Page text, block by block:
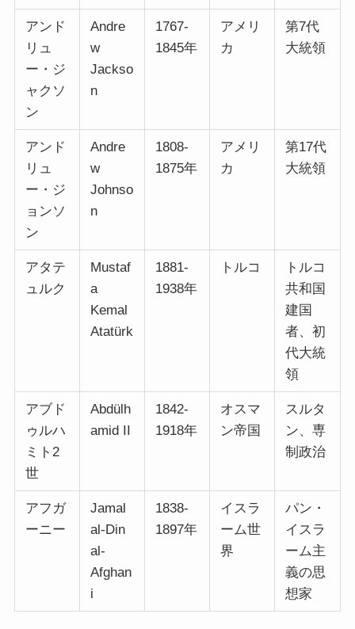
アンド
リュ
ー・ジ
ャクソ
ン
Andre
w
Jackso
n
1767-
1845年
アメリ
カ
第7代
大統領
アンド
リュ
ー・ジ
ョンソ
ン
Andre
w
Johnso
n
1808-
1875年
アメリ
カ
第17代
大統領
アタテ
ュルク
Mustaf
a
Kemal
Atatürk
1881-
1938年
トルコ
トルコ
共和国
建国
者、初
代大統
領
アブド
ゥルハ
ミト2
世
Abdülh
amid II
1842-
1918年
オスマ
ン帝国
スルタ
ン、専
制政治
アフガ
ーニー
Jamal
al-Din
al-
Afghan
i
1838-
1897年
イスラ
ーム世
界
パン・
イスラ
ーム主
義の思
想家